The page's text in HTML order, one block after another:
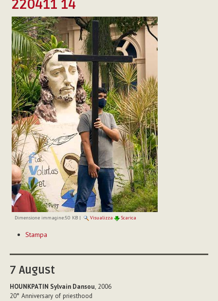
NEF
MEDIATECA
P. AUGUSTO ETCHECOPAR
220411 14
Dimensione immagine:50 KB| Visualizza Scarica
sul
Stampa
7 August
HOUNKPATIN Sylvain Dansou, 2006
20° Anniversary of priesthood